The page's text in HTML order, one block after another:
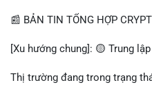
$btc $eth $sol $xrp
#vlikevn #titanbot
📰 Nguồn: Decrypt
📰 BẢN TIN TỔNG HỢP
[Xu hướng chung]: 🟡 Trung
Thị trường đang trong trạng